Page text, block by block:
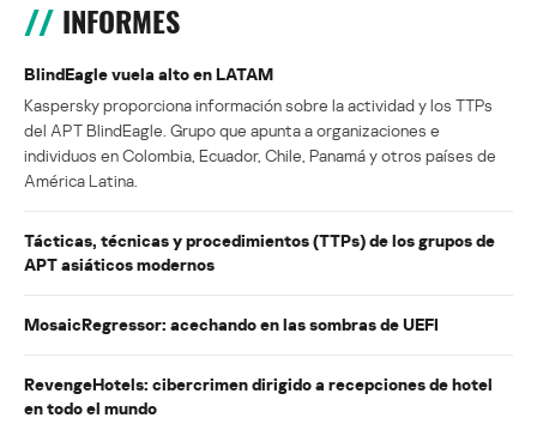
INFORMES
BlindEagle vuela alto en LATAM
Kaspersky proporciona información sobre la actividad y los TTPs
del APT BlindEagle. Grupo que apunta a organizaciones e
individuos en Colombia, Ecuador, Chile, Panamá y otros países de
América Latina.
Tácticas, técnicas y procedimientos (TTPs) de los grupos de
APT asiáticos modernos
MosaicRegressor: acechando en las sombras de UEFI
RevengeHotels: cibercrimen dirigido a recepciones de hotel
en todo el mundo